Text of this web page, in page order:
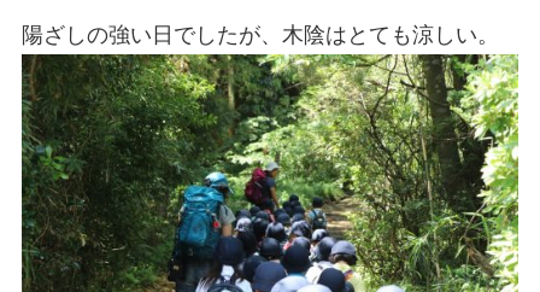
陽ざしの強い日でしたが、木陰はとても涼しい。